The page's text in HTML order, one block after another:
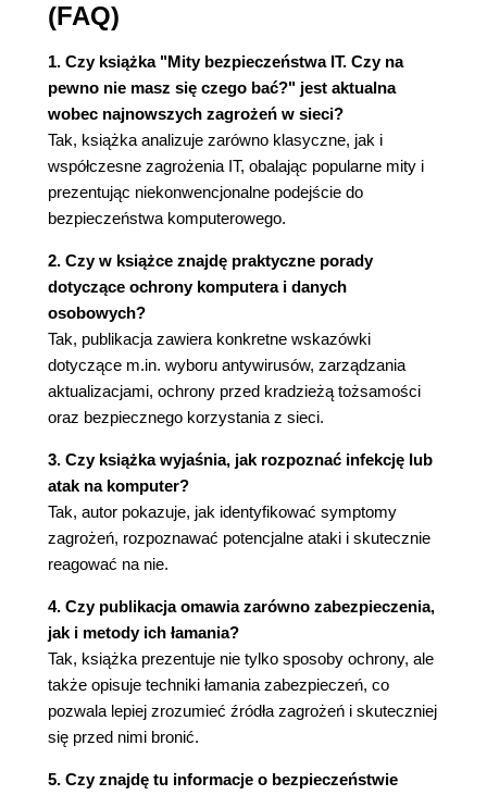
renomowanych producentów (113)
Rozdział 19. Żyjąc w strachu (117)
Rozdział 20. Apple - czy faktycznie bardziej
bezpieczny? (123)
Rozdział 22. Czy producenci antywirusów sami
tworzą wirusy? (131)
Rozdział 23. Pewna propozycja dla branży (133)
Rozdział 24. Bezpieczeństwo open source -
odwracanie uwagi (139)
Rozdział 25. Dlaczego SiteAdvisor był takim
dobrym pomysłem? (149)
kradzieżom tożsamości i jak to robić? (153)
Rozdział 27. Wirtualizacja - sposób na
bezpieczeństwo hosta? (159)
Rozdział 28. Kiedy uporamy się ze wszystkimi
zagrożeniami bezpieczeństwa? (163)
(FAQ)
1. Czy książka "Mity bezpieczeństwa IT. Czy na
pewno nie masz się czego bać?" jest aktualna
wobec najnowszych zagrożeń w sieci?
Tak, książka analizuje zarówno klasyczne, jak i
współczesne zagrożenia IT, obalając popularne mity i
prezentując niekonwencjonalne podejście do
bezpieczeństwa komputerowego.
2. Czy w książce znajdę praktyczne porady
dotyczące ochrony komputera i danych
osobowych?
Tak, publikacja zawiera konkretne wskazówki
dotyczące m.in. wyboru antywirusów, zarządzania
aktualizacjami, ochrony przed kradzieżą tożsamości
oraz bezpiecznego korzystania z sieci.
3. Czy książka wyjaśnia, jak rozpoznać infekcję lub
atak na komputer?
Tak, autor pokazuje, jak identyfikować symptomy
zagrożeń, rozpoznawać potencjalne ataki i skutecznie
reagować na nie.
4. Czy publikacja omawia zarówno zabezpieczenia,
jak i metody ich łamania?
Tak, książka prezentuje nie tylko sposoby ochrony, ale
także opisuje techniki łamania zabezpieczeń, co
pozwala lepiej zrozumieć źródła zagrożeń i skuteczniej
się przed nimi bronić.
5. Czy znajdę tu informacje o bezpieczeństwie